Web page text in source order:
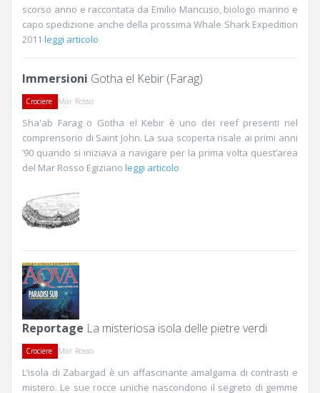
scorso anno e raccontata da Emilio Mancuso, biologo marino e
capo spedizione anche della prossima Whale Shark Expedition
2011 leggi articolo
Immersioni Gotha el Kebir (Farag)
Crociere Mar Rosso
Sha'ab Farag o Gotha el Kebir è uno dei reef presenti nel
comprensorio di Saint John. La sua scoperta risale ai primi anni
’90 quando si iniziava a navigare per la prima volta quest’area
del Mar Rosso Egiziano leggi articolo
Reportage La misteriosa isola delle pietre verdi
Crociere Mar Rosso
L’isola di Zabargad è un affascinante amalgama di contrasti e
mistero. Le sue rocce uniche nascondono il segreto di gemme